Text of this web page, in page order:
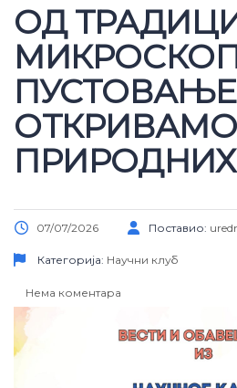
ОД
07/07/2026 Поставио:
Категорија: Научни клуб
Нема коментара